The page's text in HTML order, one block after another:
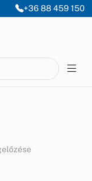
+36 88 459 150